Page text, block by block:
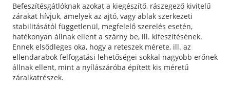
Befeszítésgátlóknak azokat a kiegészítő, rászegező kivitelű
zárakat hívjuk, amelyek az ajtó, vagy ablak szerkezeti
stabilitásától függetlenül, megfelelő szerelés esetén,
hatékonyan állnak ellent a szárny be, ill. kifeszítésének.
Ennek elsődleges oka, hogy a reteszek mérete, ill. az
ellendarabok felfogatási lehetőségei sokkal nagyobb erőnek
állnak ellent, mint a nyílászáróba épített kis méretű
záralkatrészek.